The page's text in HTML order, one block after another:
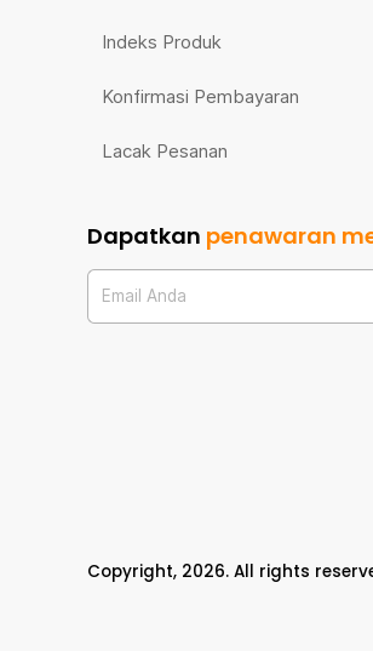
Indeks Produk
Konfirmasi Pembayaran
Lacak Pesanan
Dapatkan penawaran
Email Anda
Copyright, 2026. All rights